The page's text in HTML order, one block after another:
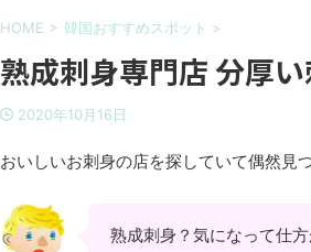
HOME > 韓国おすすめスポット >
熟成刺身専門店 分厚
2020年10月16日
おいしいお刺身の店を探していて偶然見
熟成刺身？気になって仕